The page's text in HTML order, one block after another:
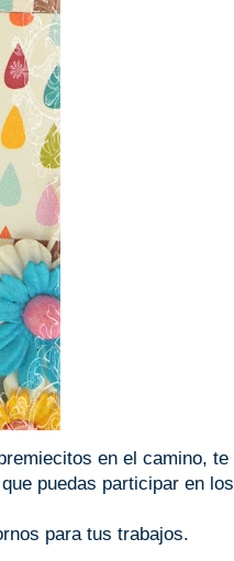
en el camino, te
puedas participar en los
para tus trabajos.